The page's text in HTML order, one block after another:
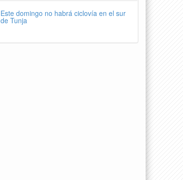
Este domingo no habrá ciclovía en el sur
de Tunja